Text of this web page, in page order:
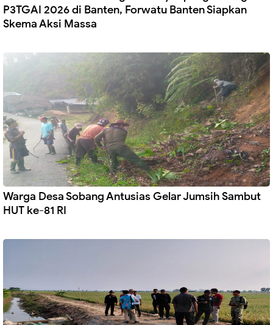
P3TGAI 2026 di Banten, Forwatu Banten Siapkan
Skema Aksi Massa
Warga Desa Sobang Antusias Gelar Jumsih Sambut
HUT ke-81 RI